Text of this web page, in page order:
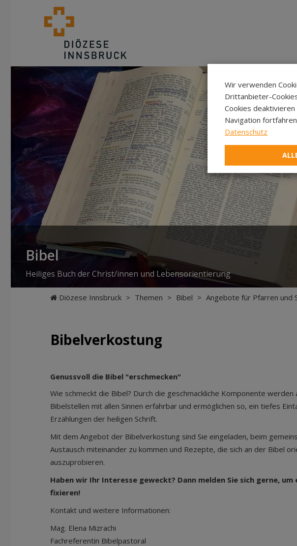
Bibel
Heiliges Buch der Christ/innen und Lebensorientierung
Diözese Innsbruck > Themen > Bibel > Angebote für Pfarren und
Bibelverkostung
Genussvoll die Bibel "erschmecken"
Wie schmeckt die Bibel? Durch die geschmackliche Komponente werden
Bibelstellen mit allen Sinnen erfahrbar und ermöglichen so, ein tiefes
Erzählungen der heiligen Schrift.
Mit dem Angebot der Bibelverkostung sind Sie eingeladen, beim
Austausch miteinander zu kommen und Rezepte, die sich an der Bibel
auszuprobieren.
Haben wir Ihr Interesse geweckt? Dann melden Sie sich gerne, um
fixieren!
Kontakt und weitere Informationen:
Mag. Elena Mizrachi
Fachreferentin Bibelpastoral
Wir verwenden
Drittanbieter-
Cookies deaktivieren
Navigation
Datenschutz